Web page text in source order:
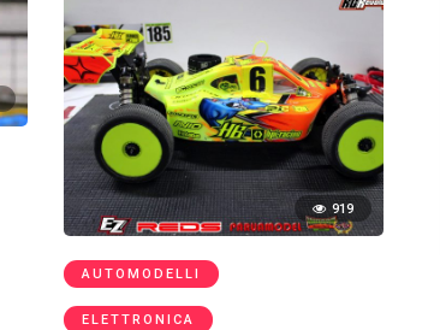
919
AUTOMODELLI
ELETTRONICA